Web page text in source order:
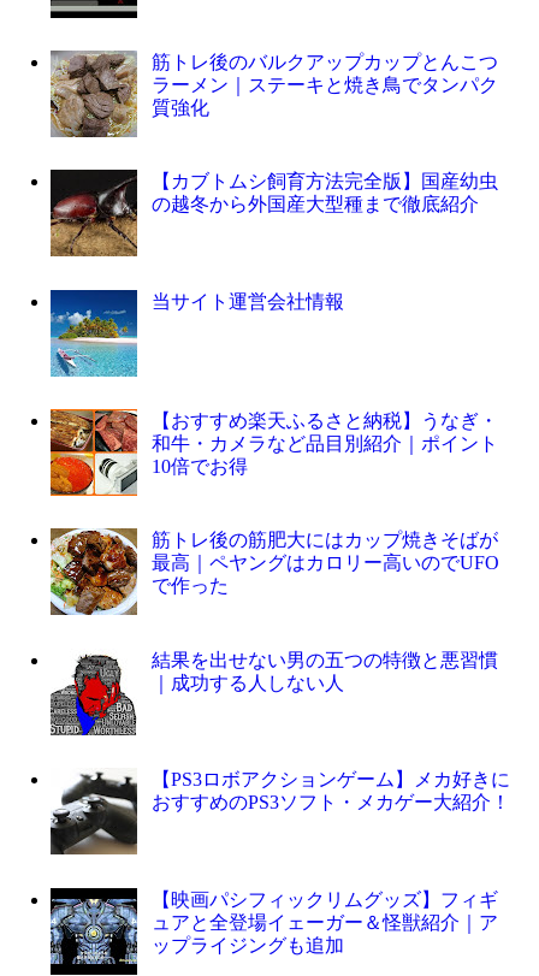
筋トレ後のバルクアップカップとんこつ
ラーメン｜ステーキと焼き鳥でタンパク
質強化
【カブトムシ飼育方法完全版】国産幼虫
の越冬から外国産大型種まで徹底紹介
当サイト運営会社情報
【おすすめ楽天ふるさと納税】うなぎ・
和牛・カメラなど品目別紹介｜ポイント
10倍でお得
筋トレ後の筋肥大にはカップ焼きそばが
最高｜ペヤングはカロリー高いのでUFO
で作った
結果を出せない男の五つの特徴と悪習慣
｜成功する人しない人
【PS3ロボアクションゲーム】メカ好きに
おすすめのPS3ソフト・メカゲー大紹介！
【映画パシフィックリムグッズ】フィギ
ュアと全登場イェーガー＆怪獣紹介｜ア
ップライジングも追加